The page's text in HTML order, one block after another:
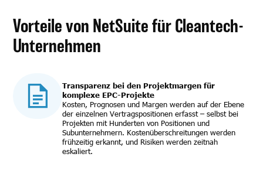
Vorteile von NetSuite für Cleantech-
Unternehmen
Transparenz bei den Projektmargen für
komplexe EPC-Projekte
Kosten, Prognosen und Margen werden auf der Ebene
der einzelnen Vertragspositionen erfasst – selbst bei
Projekten mit Hunderten von Positionen und
Subunternehmern. Kostenüberschreitungen werden
frühzeitig erkannt, und Risiken werden zeitnah
eskaliert.